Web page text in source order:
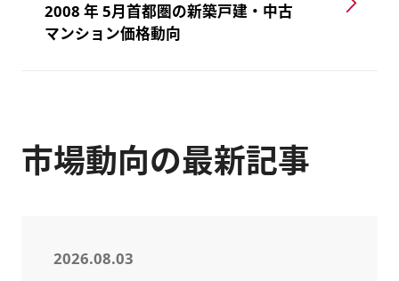
2008 年 5月首都圏の新築戸建・中古
マンション価格動向
市場動向の最新記事
2026.08.03